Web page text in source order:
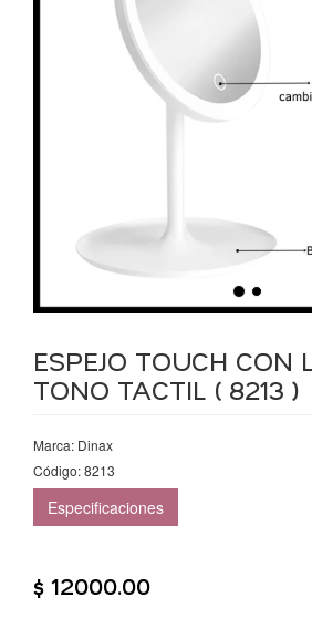
ESPEJO TOUCH CON
TONO TACTIL ( 8213 )
Marca: Dinax
Código: 8213
Especificaciones
$ 12000.00